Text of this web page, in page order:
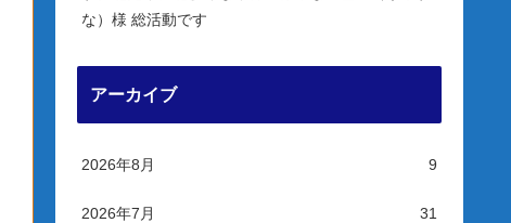
な）様 総活動です
アーカイブ
2026年8月 9
2026年7月 31